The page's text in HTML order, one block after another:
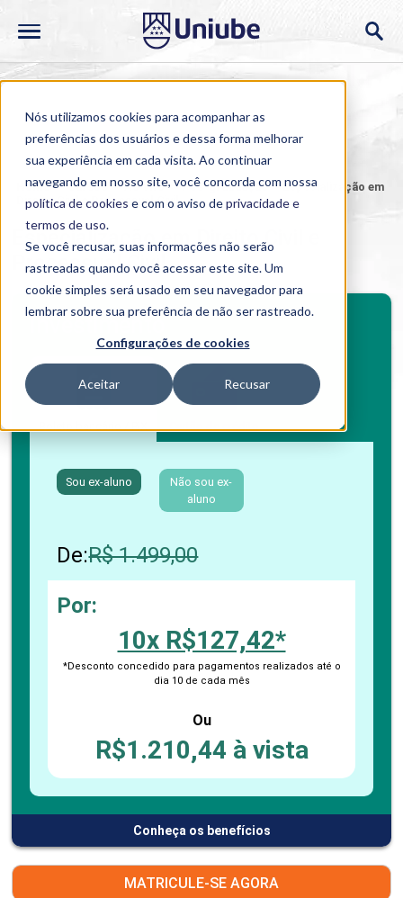
Nós utilizamos cookies para acompanhar as
preferências dos usuários e dessa forma melhorar
sua experiência em cada visita. Ao continuar
navegando em nosso site, você concorda com nossa
política de cookies e com o aviso deprivacidade e
termos de uso.
Se você recusar, suas informações não serão
rastreadas quando você acessar este site. Um
cookie simples será usado em seu navegador para
lembrar sobre sua preferência de não ser rastreado.
Configurações de cookies
Aceitar Recusar
Home > Cursos > Ao Vivo > Pós-graduação > Especialização em
Direito Civil e Processual Civil
Especialização em Direito Civil e
Processual Civil
Investimento
Boleto bancário / PIX Cartão de crédito
Sou ex-aluno
Não sou ex-
aluno
De:R$ 1.499,00
Por:
10x R$127,42*
*Desconto concedido para pagamentos realizados até o
dia 10 de cada mês
Ou
R$1.210,44 à vista
Conheça os benefícios
BENEFÍCIOS
Benefícios pós-graduação
MATRICULE-SE AGORA